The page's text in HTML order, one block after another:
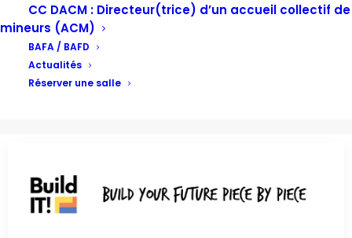
CC DACM : Directeur(trice) d’un accueil collectif de
mineurs (ACM)
BAFA / BAFD
Actualités
Réserver une salle